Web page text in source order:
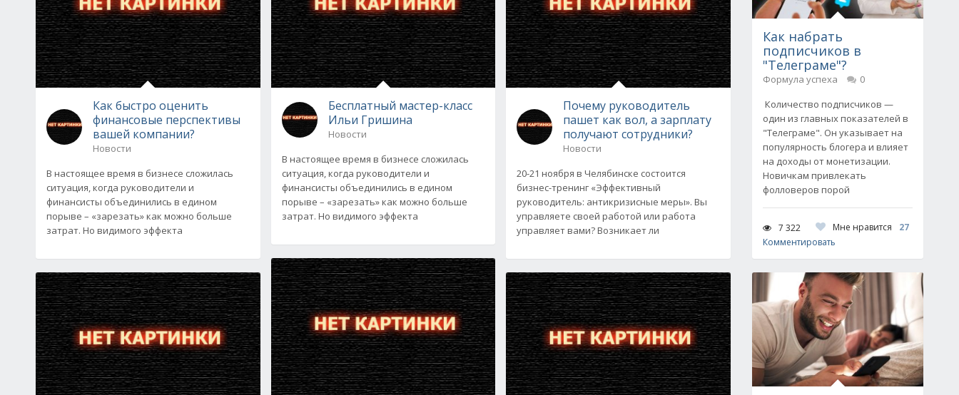
Как быстро оценить
финансовые перспективы
вашей компании?
Новости
В настоящее время в бизнесе сложилась
ситуация, когда руководители и
финансисты объединились в едином
порыве – «зарезать» как можно больше
затрат. Но видимого эффекта
Бесплатный мастер-класс
Ильи Гришина
Новости
В настоящее время в бизнесе сложилась
ситуация, когда руководители и
финансисты объединились в едином
порыве – «зарезать» как можно больше
затрат. Но видимого эффекта
Почему руководитель
пашет как вол, а зарплату
получают сотрудники?
Новости
20-21 ноября в Челябинске состоится
бизнес-тренинг «Эффективный
руководитель: антикризисные меры». Вы
управляете своей работой или работа
управляет вами? Возникает ли
Как набрать
подписчиков в
"Телеграме"?
Формула успеха
0
Количество подписчиков —
один из главных показателей в
"Телеграме". Он указывает на
популярность блогера и влияет
на доходы от монетизации.
Новичкам привлекать
фолловеров порой
7 322 Мне нравится
27
Комментировать